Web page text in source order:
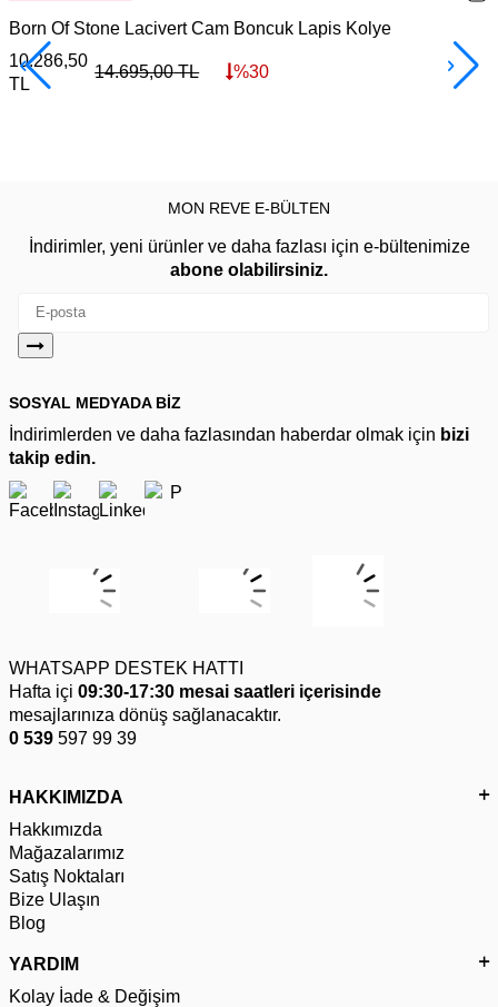
Born Of Stone Lacivert Cam Boncuk Lapis Kolye
10.286,50
TL
14.695,00TL %30
MON REVE E-BÜLTEN
İndirimler, yeni ürünler ve daha fazlası için e-bültenimize
abone olabilirsiniz.
SOSYAL MEDYADA BİZ
İndirimlerden ve daha fazlasından haberdar olmak için bizi
takip edin.
WHATSAPP DESTEK HATTI
Hafta içi 09:30-17:30 mesai saatleri içerisinde
mesajlarınıza dönüş sağlanacaktır.
0 539 597 99 39
HAKKIMIZDA
Hakkımızda
Mağazalarımız
Satış Noktaları
Bize Ulaşın
Blog
YARDIM
Kolay İade & Değişim